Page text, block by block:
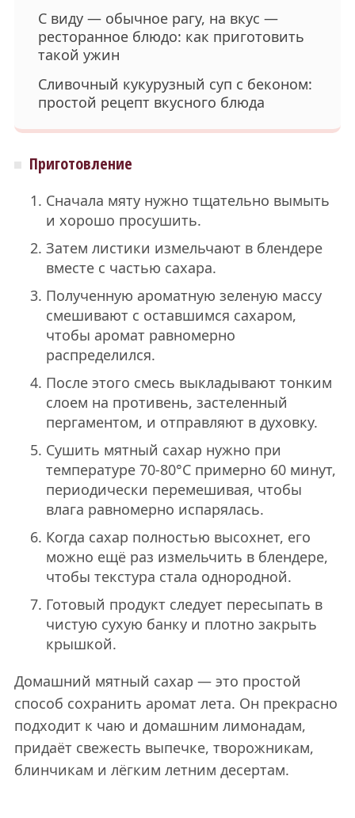
С виду — обычное рагу, на вкус —
ресторанное блюдо: как приготовить
такой ужин
Сливочный кукурузный суп с беконом:
простой рецепт вкусного блюда
Приготовление
Сначала мяту нужно тщательно вымыть
и хорошо просушить.
Затем листики измельчают в блендере
вместе с частью сахара.
Полученную ароматную зеленую массу
смешивают с оставшимся сахаром,
чтобы аромат равномерно
распределился.
После этого смесь выкладывают тонким
слоем на противень, застеленный
пергаментом, и отправляют в духовку.
Сушить мятный сахар нужно при
температуре 70-80°C примерно 60 минут,
периодически перемешивая, чтобы
влага равномерно испарялась.
Когда сахар полностью высохнет, его
можно ещё раз измельчить в блендере,
чтобы текстура стала однородной.
Готовый продукт следует пересыпать в
чистую сухую банку и плотно закрыть
крышкой.
Домашний мятный сахар — это простой
способ сохранить аромат лета. Он прекрасно
подходит к чаю и домашним лимонадам,
придаёт свежесть выпечке, творожникам,
блинчикам и лёгким летним десертам.